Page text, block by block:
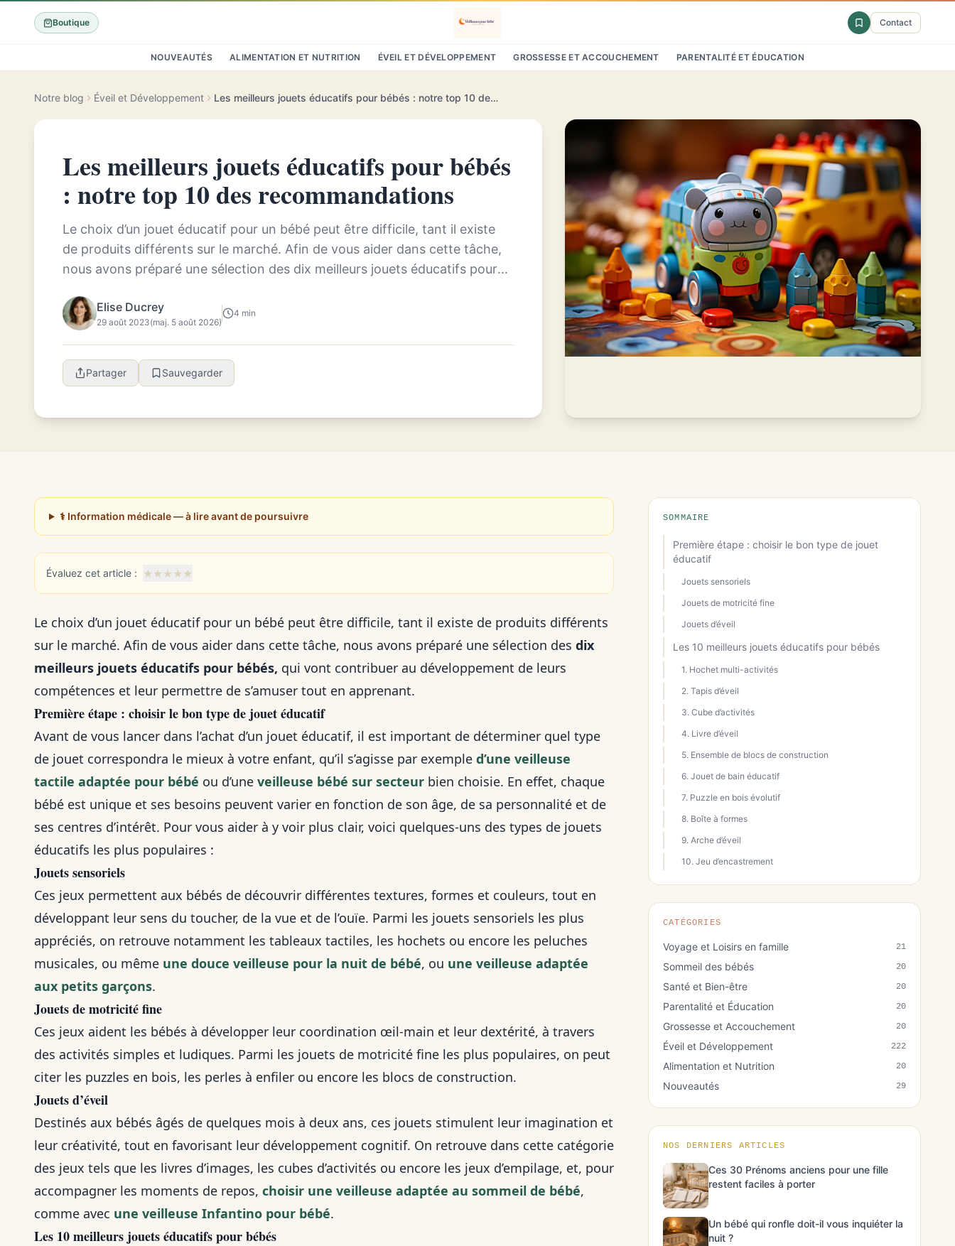
Boutique Contact
NOUVEAUTÉS ALIMENTATION ET NUTRITION ÉVEIL ET DÉVELOPPEMENT GROSSESSE ET ACCOUCHEMENT PARENTALITÉ ET ÉDUCATION
Notre blog Éveil et Développement Les meilleurs jouets éducatifs pour bébés : notre top 10 des recommandations
Les meilleurs jouets éducatifs pour bébés
: notre top 10 des recommandations
Le choix d’un jouet éducatif pour un bébé peut être difficile, tant il existe
de produits différents sur le marché. Afin de vous aider dans cette tâche,
nous avons préparé une sélection des dix meilleurs jouets éducatifs pour
Elise Ducrey
29 août 2023(maj. 5 août 2026)
4 min
Partager Sauvegarder
⚕️ Information médicale — à lire avant de poursuivre
Évaluez cet article : ★★★★★
Le choix d’un jouet éducatif pour un bébé peut être difficile, tant il existe de produits différents
sur le marché. Afin de vous aider dans cette tâche, nous avons préparé une sélection des dix
meilleurs jouets éducatifs pour bébés, qui vont contribuer au développement de leurs
compétences et leur permettre de s’amuser tout en apprenant.
Première étape : choisir le bon type de jouet éducatif
Avant de vous lancer dans l’achat d’un jouet éducatif, il est important de déterminer quel type
de jouet correspondra le mieux à votre enfant, qu’il s’agisse par exemple d’une veilleuse
tactile adaptée pour bébé ou d’une veilleuse bébé sur secteur bien choisie. En effet, chaque
bébé est unique et ses besoins peuvent varier en fonction de son âge, de sa personnalité et de
ses centres d’intérêt. Pour vous aider à y voir plus clair, voici quelques-uns des types de jouets
éducatifs les plus populaires :
Jouets sensoriels
Ces jeux permettent aux bébés de découvrir différentes textures, formes et couleurs, tout en
développant leur sens du toucher, de la vue et de l’ouïe. Parmi les jouets sensoriels les plus
appréciés, on retrouve notamment les tableaux tactiles, les hochets ou encore les peluches
musicales, ou même une douce veilleuse pour la nuit de bébé, ou une veilleuse adaptée
aux petits garçons.
Jouets de motricité fine
Ces jeux aident les bébés à développer leur coordination œil-main et leur dextérité, à travers
des activités simples et ludiques. Parmi les jouets de motricité fine les plus populaires, on peut
citer les puzzles en bois, les perles à enfiler ou encore les blocs de construction.
Jouets d’éveil
Destinés aux bébés âgés de quelques mois à deux ans, ces jouets stimulent leur imagination et
leur créativité, tout en favorisant leur développement cognitif. On retrouve dans cette catégorie
des jeux tels que les livres d’images, les cubes d’activités ou encore les jeux d’empilage, et, pour
accompagner les moments de repos, choisir une veilleuse adaptée au sommeil de bébé,
comme avec une veilleuse Infantino pour bébé.
Les 10 meilleurs jouets éducatifs pour bébés
SOMMAIRE
Première étape : choisir le bon type de jouet
éducatif
Jouets sensoriels
Jouets de motricité fine
Jouets d’éveil
Les 10 meilleurs jouets éducatifs pour bébés
1. Hochet multi-activités
2. Tapis d’éveil
3. Cube d’activités
4. Livre d’éveil
5. Ensemble de blocs de construction
6. Jouet de bain éducatif
7. Puzzle en bois évolutif
8. Boîte à formes
9. Arche d’éveil
10. Jeu d’encastrement
CATÉGORIES
Voyage et Loisirs en famille 21
Sommeil des bébés 20
Santé et Bien-être 20
Parentalité et Éducation 20
Grossesse et Accouchement 20
Éveil et Développement 222
Alimentation et Nutrition 20
Nouveautés 29
NOS DERNIERS ARTICLES
Ces 30 Prénoms anciens pour une fille
restent faciles à porter
Un bébé qui ronfle doit-il vous inquiéter la
nuit ?